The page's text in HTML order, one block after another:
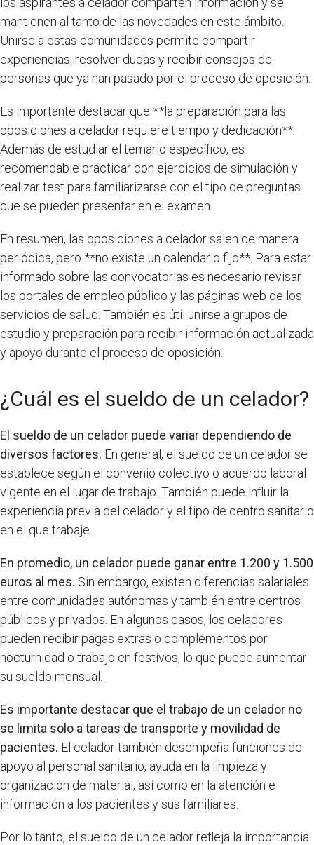
mantienen al tanto de las novedades en este ámbito.
Unirse a estas comunidades permite compartir
experiencias, resolver dudas y recibir consejos de
personas que ya han pasado por el proceso de oposición.
Es importante destacar que **la preparación para las
oposiciones a celador requiere tiempo y dedicación**.
Además de estudiar el temario específico, es
recomendable practicar con ejercicios de simulación y
realizar test para familiarizarse con el tipo de preguntas
que se pueden presentar en el examen.
En resumen, las oposiciones a celador salen de manera
periódica, pero **no existe un calendario fijo**. Para estar
informado sobre las convocatorias es necesario revisar
los portales de empleo público y las páginas web de los
servicios de salud. También es útil unirse a grupos de
estudio y preparación para recibir información actualizada
y apoyo durante el proceso de oposición.
¿Cuál es el sueldo de un celador?
El sueldo de un celador puede variar dependiendo de
diversos factores. En general, el sueldo de un celador se
establece según el convenio colectivo o acuerdo laboral
vigente en el lugar de trabajo. También puede influir la
experiencia previa del celador y el tipo de centro sanitario
en el que trabaje.
En promedio, un celador puede ganar entre 1.200 y 1.500
euros al mes. Sin embargo, existen diferencias salariales
entre comunidades autónomas y también entre centros
públicos y privados. En algunos casos, los celadores
pueden recibir pagas extras o complementos por
nocturnidad o trabajo en festivos, lo que puede aumentar
su sueldo mensual.
Es importante destacar que el trabajo de un celador no
se limita solo a tareas de transporte y movilidad de
pacientes. El celador también desempeña funciones de
apoyo al personal sanitario, ayuda en la limpieza y
organización de material, así como en la atención e
información a los pacientes y sus familiares.
Por lo tanto, el sueldo de un celador refleja la importancia